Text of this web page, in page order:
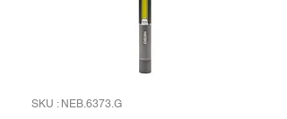
SKU : NEB.6373.G